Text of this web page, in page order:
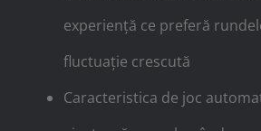
experiență ce preferă
fluctuație crescută
Caracteristica de joc